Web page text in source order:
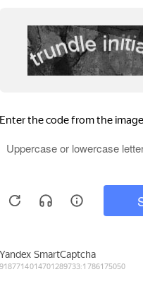
до -50%
по промокоду
до -70%
доставкой